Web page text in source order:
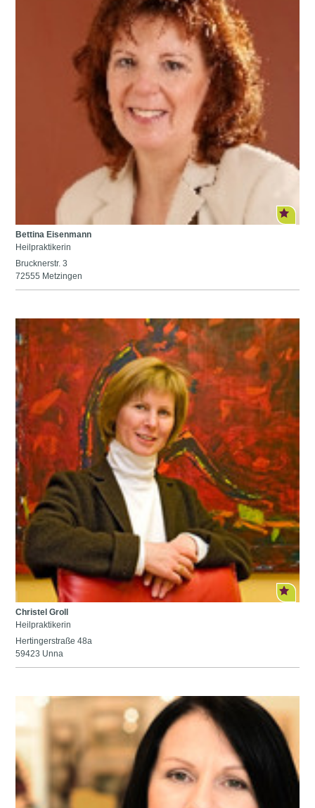
Bettina Eisenmann
Heilpraktikerin
Brucknerstr. 3
72555 Metzingen
Christel Groll
Heilpraktikerin
Hertingerstraße 48a
59423 Unna